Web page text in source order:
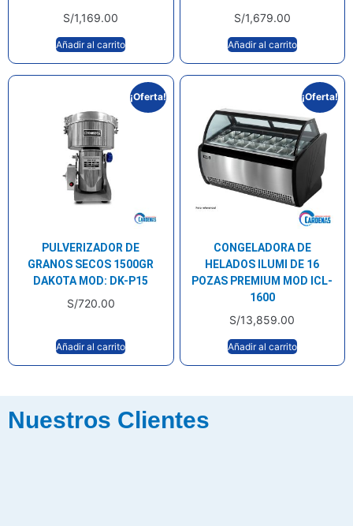
S/1,169.00
Añadir al carrito
S/1,679.00
Añadir al carrito
¡Oferta!
PULVERIZADOR DE
GRANOS SECOS 1500GR
DAKOTA MOD: DK-P15
S/720.00
Añadir al carrito
¡Oferta!
CONGELADORA DE
HELADOS ILUMI DE 16
POZAS PREMIUM MOD ICL-
1600
S/13,859.00
Añadir al carrito
Nuestros Clientes